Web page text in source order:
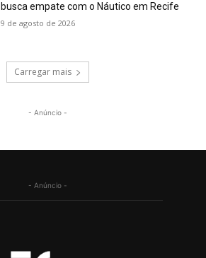
busca empate com o Náutico em Recife
9 de agosto de 2026
Carregar mais
- Anúncio -
- Anúncio -